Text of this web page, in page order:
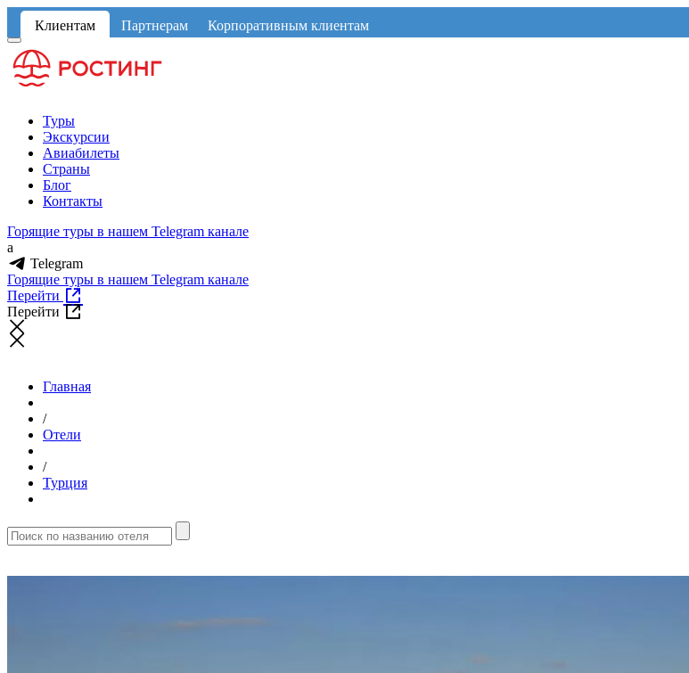
Клиентам Партнерам Корпоративным клиентам
Туры
Экскурсии
Авиабилеты
Страны
Блог
Контакты
Горящие туры в нашем Telegram канале
a
Telegram
Горящие туры в нашем Telegram канале
Перейти
Перейти
Главная
/
Отели
/
Турция